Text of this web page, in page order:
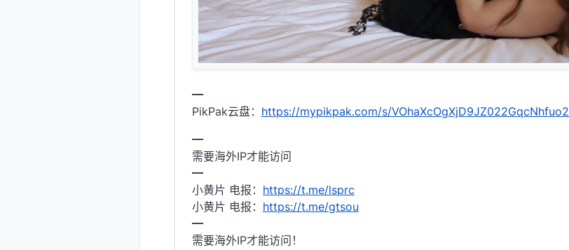
━
PikPak云盘： https://mypikpak.com/s/VOhaXcOgXjD9JZ022GqcNhfuo2
━
需要海外IP才能访问
━
小黄片 电报： https://t.me/lsprc
小黄片 电报： https://t.me/gtsou
━
需要海外IP才能访问！